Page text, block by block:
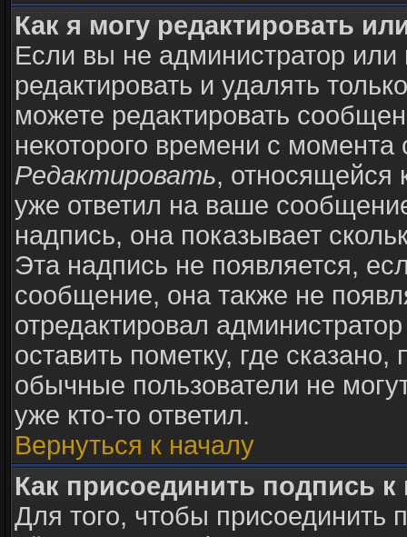
Как я могу редактировать
Если вы не администратор
редактировать и удалять
можете редактировать
некоторого времени с
Редактировать, относящейся
уже ответил на ваше
надпись, она показывает
Эта надпись не появляется,
сообщение, она также не
отредактировал
оставить пометку, где
обычные пользователи не
уже кто-то ответил.
Вернуться к началу
Как присоединить подпись
Для того, чтобы присоединить